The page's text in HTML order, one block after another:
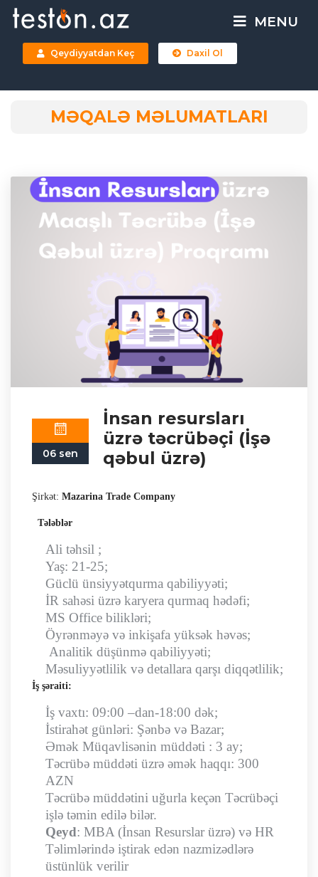
MENU
Qeydiyyatdan Keç Daxil Ol
MƏQALƏ MƏLUMATLARI
06 sen
İnsan resursları
üzrə təcrübəçi (İşə
qəbul üzrə)
Şirkət: Mazarina Trade Company
Tələblər
Ali təhsil ;
Yaş: 21-25;
Güclü ünsiyyətqurma qabiliyyəti;
İR sahəsi üzrə karyera qurmaq hədəfi;
MS Office bilikləri;
Öyrənməyə və inkişafa yüksək həvəs;
Analitik düşünmə qabiliyyəti;
Məsuliyyətlilik və detallara qarşı diqqətlilik;
İş şəraiti:
İş vaxtı: 09:00 –dan-18:00 dək;
İstirahət günləri: Şənbə və Bazar;
Əmək Müqavlisənin müddəti : 3 ay;
Təcrübə müddəti üzrə əmək haqqı: 300
AZN
Təcrübə müddətini uğurla keçən Təcrübəçi
işlə təmin edilə bilər.
Qeyd: MBA (İnsan Resurslar üzrə) və HR
Təlimlərində iştirak edən nazmizədlərə
üstünlük verilir